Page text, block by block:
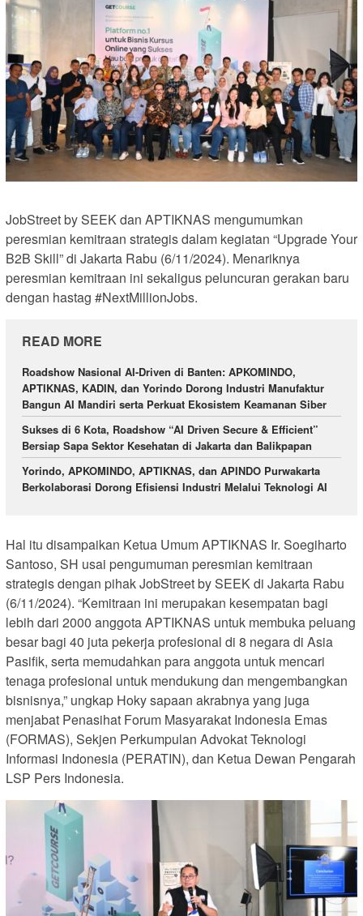
JobStreet by SEEK dan APTIKNAS mengumumkan
peresmian kemitraan strategis dalam kegiatan “Upgrade Your
B2B Skill” di Jakarta Rabu (6/11/2024). Menariknya
peresmian kemitraan ini sekaligus peluncuran gerakan baru
dengan hastag #NextMillionJobs.
READ MORE
Roadshow Nasional AI-Driven di Banten: APKOMINDO,
APTIKNAS, KADIN, dan Yorindo Dorong Industri Manufaktur
Bangun AI Mandiri serta Perkuat Ekosistem Keamanan Siber
Sukses di 6 Kota, Roadshow “AI Driven Secure & Efficient”
Bersiap Sapa Sektor Kesehatan di Jakarta dan Balikpapan
Yorindo, APKOMINDO, APTIKNAS, dan APINDO Purwakarta
Berkolaborasi Dorong Efisiensi Industri Melalui Teknologi AI
Hal itu disampaikan Ketua Umum APTIKNAS Ir. Soegiharto
Santoso, SH usai pengumuman peresmian kemitraan
strategis dengan pihak JobStreet by SEEK di Jakarta Rabu
(6/11/2024). “Kemitraan ini merupakan kesempatan bagi
lebih dari 2000 anggota APTIKNAS untuk membuka peluang
besar bagi 40 juta pekerja profesional di 8 negara di Asia
Pasifik, serta memudahkan para anggota untuk mencari
tenaga profesional untuk mendukung dan mengembangkan
bisnisnya,” ungkap Hoky sapaan akrabnya yang juga
menjabat Penasihat Forum Masyarakat Indonesia Emas
(FORMAS), Sekjen Perkumpulan Advokat Teknologi
Informasi Indonesia (PERATIN), dan Ketua Dewan Pengarah
LSP Pers Indonesia.